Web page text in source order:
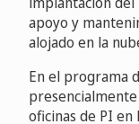
apoyo y
alojado en la
En el programa
presencialmente
oficinas de PI en